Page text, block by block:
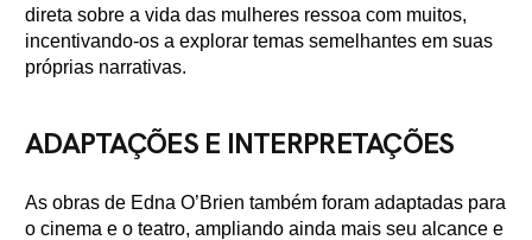
direta sobre a vida das mulheres ressoa com muitos,
incentivando-os a explorar temas semelhantes em suas
próprias narrativas.
ADAPTAÇÕES E INTERPRETAÇÕES
As obras de Edna O’Brien também foram adaptadas para
o cinema e o teatro, ampliando ainda mais seu alcance e